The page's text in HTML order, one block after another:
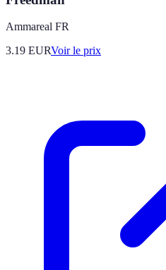
Ammareal FR
3.19 EURVoir le prix